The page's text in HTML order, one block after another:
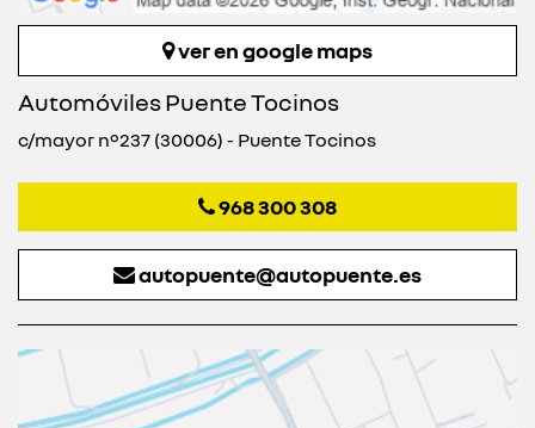
ver en google maps
Automóviles Puente Tocinos
c/mayor nº237 (30006) - Puente Tocinos
968 300 308
autopuente@autopuente.es